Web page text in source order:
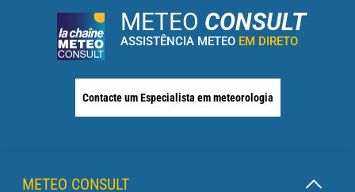
METEO CONSULT
ASSISTÊNCIA METEO EM DIRETO
Contacte um Especialista em meteorologia
METEO CONSULT